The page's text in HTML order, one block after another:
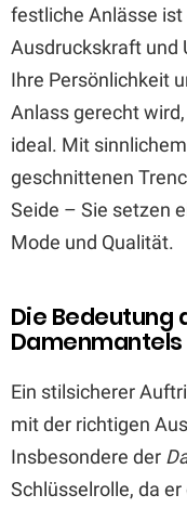
festliche Anlässe
Ausdruckskraft und
Ihre Persönlichkeit
Anlass gerecht
ideal. Mit
geschnittenen
Seide – Sie setzen
Mode und Qualität.
Die Bedeutung
Ein stilsicherer
mit der richtigen
Insbesondere der
Schlüsselrolle, da